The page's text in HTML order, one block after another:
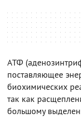
АТФ
поставляющее
биохимических
так как
большому